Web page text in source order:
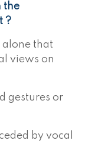
the
?
alone that
views on
gestures or
by vocal